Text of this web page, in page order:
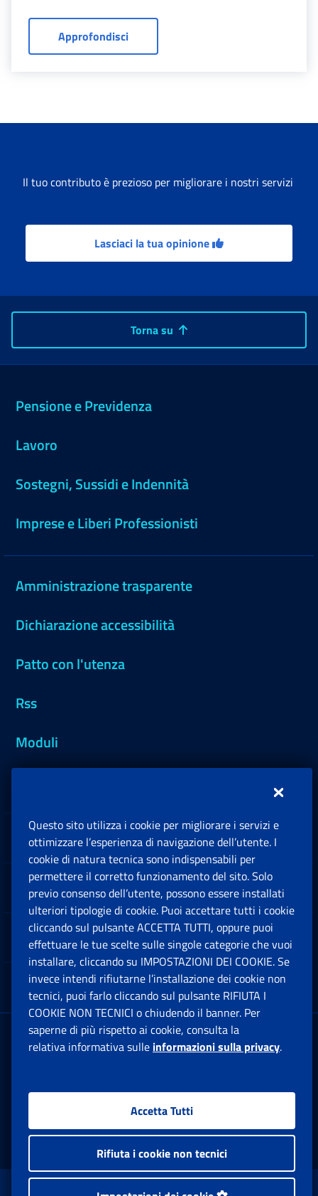
ApprofondisciCassetto previdenziale (Datori di
Il tuo contributo è prezioso per migliorare i nostri servizi
Lasciaci la tua opinione
Torna su
Pensione e Previdenza
Lavoro
Sostegni, Sussidi e Indennità
Imprese e Liberi Professionisti
Amministrazione trasparente
Dichiarazione accessibilità
Patto con l'utenza
Rss
Moduli
Sedi e Contatti
Software
Note Legali
App mobile
Sede Legale : Via Ciro il Grande, 21
00144 Roma
Facebook: Apre una nuova finestra
Twitter: Apre una nuova finestra
Whatsapp: Apre una nuova
Youtube: Apre una
Instagram:
Questo sito utilizza i cookie per migliorare i servizi e
ottimizzare l’esperienza di navigazione dell’utente. I
cookie di natura tecnica sono indispensabili per
permettere il corretto funzionamento del sito. Solo
previo consenso dell’utente, possono essere installati
ulteriori tipologie di cookie. Puoi accettare tutti i cookie
cliccando sul pulsante ACCETTA TUTTI, oppure puoi
effettuare le tue scelte sulle singole categorie che vuoi
installare, cliccando su IMPOSTAZIONI DEI COOKIE. Se
invece intendi rifiutarne l’installazione dei cookie non
tecnici, puoi farlo cliccando sul pulsante RIFIUTA I
COOKIE NON TECNICI o chiudendo il banner. Per
saperne di più rispetto ai cookie, consulta la
relativa informativa sulle informazioni sulla privacy.
Accetta Tutti
Rifiuta i cookie non tecnici